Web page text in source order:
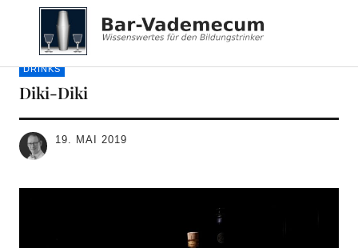
Bar-Vademecum
DRINKS
Diki-Diki
19. MAI 2019